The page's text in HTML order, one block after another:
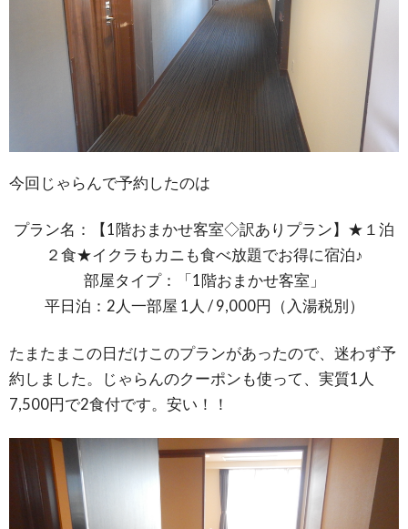
今回じゃらんで予約したのは
プラン名：【1階おまかせ客室◇訳ありプラン】★１泊
２食★イクラもカニも食べ放題でお得に宿泊♪
部屋タイプ：「1階おまかせ客室」
平日泊：2人一部屋 1人 / 9,000円（入湯税別）
たまたまこの日だけこのプランがあったので、迷わず予
約しました。じゃらんのクーポンも使って、実質1人
7,500円で2食付です。安い！！